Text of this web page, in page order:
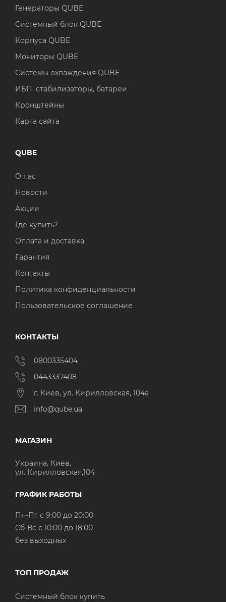
Генераторы QUBE
Системный блок QUBE
Корпуса QUBE
Мониторы QUBE
Системы охлаждения QUBE
ИБП, стабилизаторы, батареи
Кронштейны
Карта сайта
QUBE
О нас
Новости
Акции
Где купить?
Оплата и доставка
Гарантия
Контакты
Политика конфиденциальности
Пользовательское соглашение
КОНТАКТЫ
0800335404
0443337408
г. Киев, ул. Кирилловская, 104а
info@qube.ua
МАГАЗИН
Украина, Киев,
ул. Кирилловская,104
ГРАФИК РАБОТЫ
Пн-Пт с 9:00 до 20:00
Cб-Вс с 10:00 до 18:00
без выходных
ТОП ПРОДАЖ
Системный блок купить